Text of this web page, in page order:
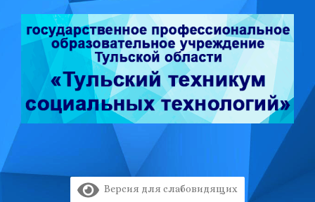
Версия для слабовидящих